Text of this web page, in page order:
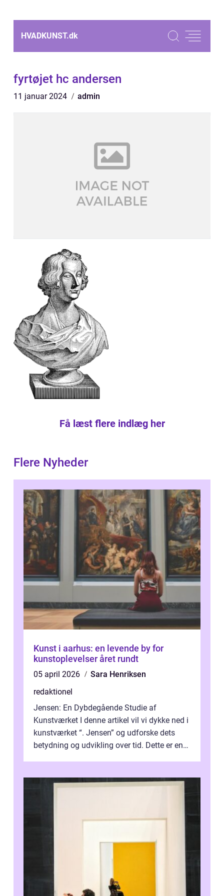
HVADKUNST.dk
fyrtøjet hc andersen
11 januar 2024 admin
Få læst flere indlæg her
Flere Nyheder
Kunst i aarhus: en levende by for
kunstoplevelser året rundt
05 april 2026
Sara Henriksen
redaktionel
Jensen: En Dybdegående Studie af
Kunstværket I denne artikel vil vi dykke ned i
kunstværket “. Jensen” og udforske dets
betydning og udvikling over tid. Dette er en